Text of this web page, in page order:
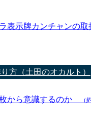
表示牌カンチャンの
方（土田のオカルト）
から意識するのか （